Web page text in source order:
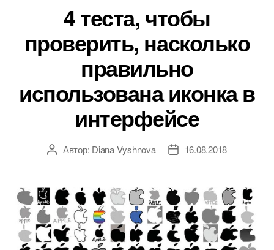
4 теста, чтобы
проверить, насколько
правильно
использована иконка в
интерфейсе
АвторАвтор: Diana Vyshnova
Дата16.08.2018